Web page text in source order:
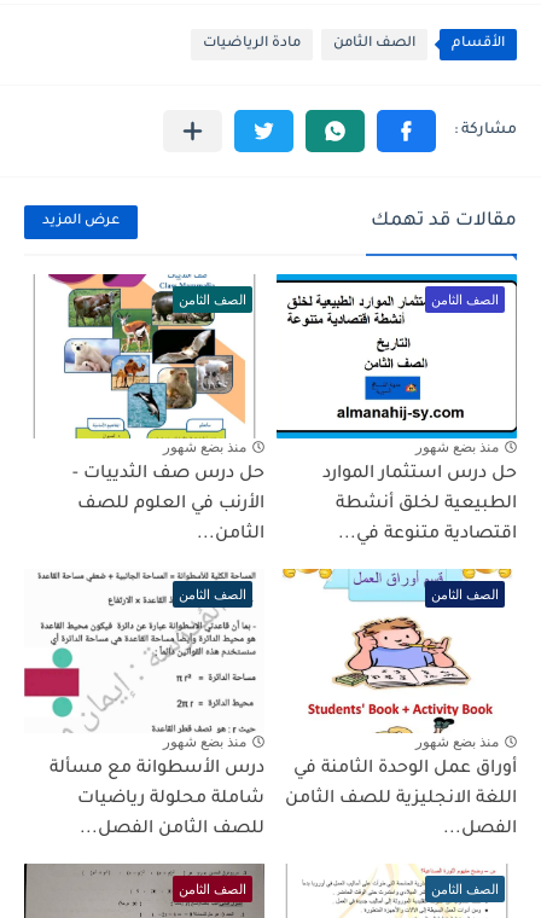
الأقسام الصف الثامن مادة الرياضيات
مقالات قد تهمك عرض المزيد
الصف الثامن
منذ بضع شهور
حل درس استثمار الموارد
الطبيعية لخلق أنشطة
اقتصادية متنوعة في...
الصف الثامن
منذ بضع شهور
حل درس صف الثدييات -
الأرنب في العلوم للصف
الثامن...
الصف الثامن
منذ بضع شهور
أوراق عمل الوحدة الثامنة في
اللغة الانجليزية للصف الثامن
الفصل...
الصف الثامن
منذ بضع شهور
درس الأسطوانة مع مسألة
شاملة محلولة رياضيات
للصف الثامن الفصل...
الصف الثامن الصف الثامن